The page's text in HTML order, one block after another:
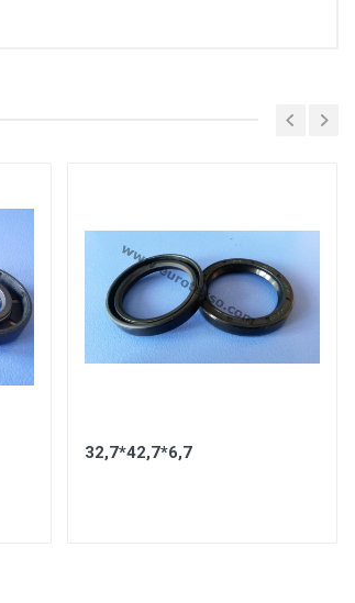
32,7*42,7*6,7